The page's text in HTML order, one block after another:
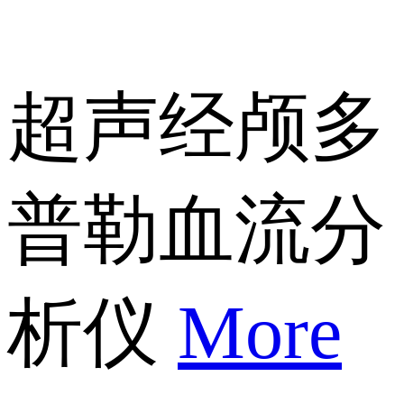
超声经颅多
普勒血流分
析仪 More